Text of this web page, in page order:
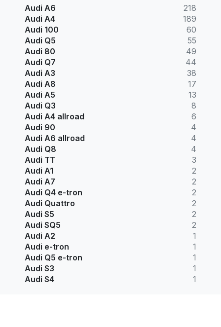
Audi A6
218
Audi A4
189
Audi 100
60
Audi Q5
55
Audi 80
49
Audi Q7
44
Audi A3
38
Audi A8
17
Audi A5
13
Audi Q3
8
Audi A4 allroad
6
Audi 90
4
Audi A6 allroad
4
Audi Q8
4
Audi TT
3
Audi A1
2
Audi A7
2
Audi Q4 e-tron
2
Audi Quattro
2
Audi S5
2
Audi SQ5
2
Audi A2
1
Audi e-tron
1
Audi Q5 e-tron
1
Audi S3
1
Audi S4
1